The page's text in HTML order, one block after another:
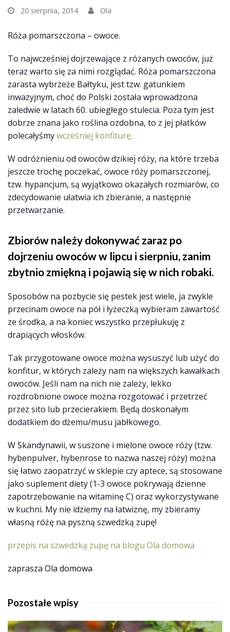
20 sierpnia, 2014 Ola
Róża pomarszczona – owoce.
To najwcześniej dojrzewające z różanych owoców, już
teraz warto się za nimi rozglądać. Róża pomarszczona
zarasta wybrzeże Bałtyku, jest tzw. gatunkiem
inwazyjnym, choć do Polski została wprowadzona
zaledwie w latach 60. ubiegłego stulecia. Poza tym jest
dobrze znana jako roślina ozdobna, to z jej płatków
polecałyśmywcześniej konfiturę.
W odróżnieniu od owoców dzikiej róży, na które trzeba
jeszcze trochę poczekać, owoce róży pomarszczonej,
tzw. hypancjum, są wyjątkowo okazałych rozmiarów, co
zdecydowanie ułatwia ich zbieranie, a następnie
przetwarzanie.
Zbiorów należy dokonywać zaraz po
dojrzeniu owoców w lipcu i sierpniu, zanim
zbytnio zmiękną i pojawią się w nich robaki.
Sposobów na pozbycie się pestek jest wiele, ja zwykle
przecinam owoce na pół i łyżeczką wybieram zawartość
ze środka, a na koniec wszystko przepłukuję z
drapiących włosków.
Tak przygotowane owoce można wysuszyć lub użyć do
konfitur, w których zależy nam na większych kawałkach
owoców. Jeśli nam na nich nie zależy, lekko
rozdrobnione owoce można rozgotować i przetrzeć
przez sito lub przecierakiem. Będą doskonałym
dodatkiem do dżemu/musu jabłkowego.
W Skandynawii, w suszone i mielone owoce róży (tzw.
hybenpulver, hybenrose to nazwa naszej róży) można
się łatwo zaopatrzyć w sklepie czy aptece, są stosowane
jako suplement diety (1-3 owoce pokrywają dzienne
zapotrzebowanie na witaminę C) oraz wykorzystywane
w kuchni. My nie idziemy na łatwiznę, my zbieramy
własną różę na pyszną szwedzką zupę!
przepis na szwedzką zupę na blogu Ola domowa
zaprasza Ola domowa
Pozostałe wpisy